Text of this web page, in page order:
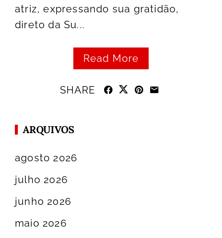
atriz, expressando sua gratidão,
direto da Su...
Read More
SHARE
ARQUIVOS
agosto 2026
julho 2026
junho 2026
maio 2026